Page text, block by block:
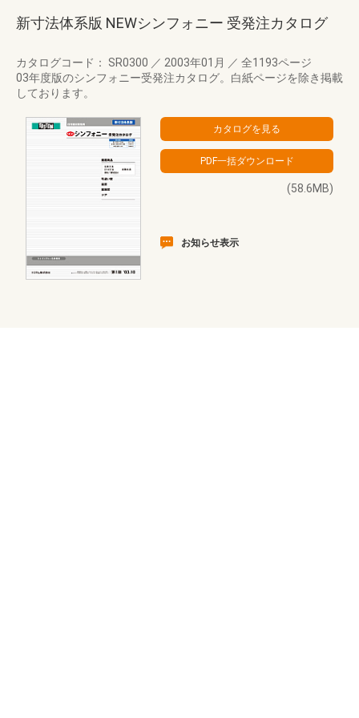
新寸法体系版 NEWシンフォニー 受発注カタログ
カタログコード： SR0300 ／ 2003年01月 ／ 全1193ページ
03年度版のシンフォニー受発注カタログ。白紙ページを除き掲載
しております。
(58.6MB)
お知らせ表示